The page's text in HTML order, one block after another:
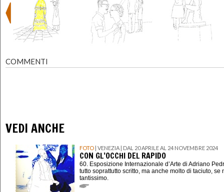
COMMENTI
VEDI ANCHE
FOTO | VENEZIA | DAL 20 APRILE AL 24 NOVEMBRE 2024
CON GL’OCCHI DEL RAPIDO
60. Esposizione Internazionale d’Arte di Adriano
tutto soprattutto scritto, ma anche molto di taciuto, se
tantissimo.